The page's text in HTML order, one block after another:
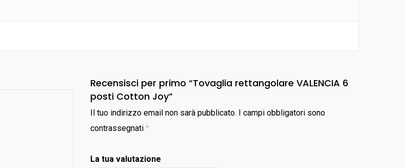
Recensisci per primo “Tovaglia rettangolare VALENCIA 6
posti Cotton Joy”
Il tuo indirizzo email non sarà pubblicato. I campi obbligatori sono
contrassegnati*
La tua valutazione